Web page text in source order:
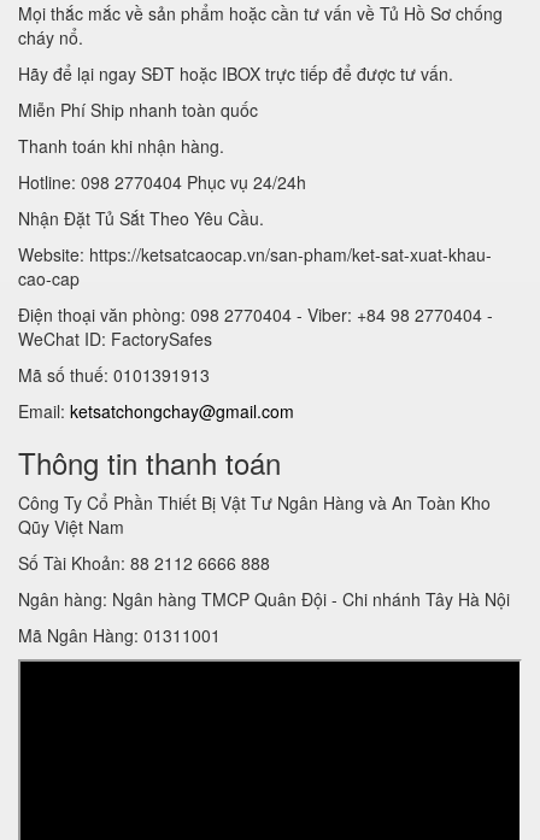
Mọi thắc mắc về sản phẩm hoặc cần tư vấn về Tủ Hồ Sơ chống
cháy nổ.
Hãy để lại ngay SĐT hoặc IBOX trực tiếp để được tư vấn.
Miễn Phí Ship nhanh toàn quốc
Thanh toán khi nhận hàng.
Hotline: 098 2770404 Phục vụ 24/24h
Nhận Đặt Tủ Sắt Theo Yêu Cầu.
Website: https://ketsatcaocap.vn/san-pham/ket-sat-xuat-khau-
cao-cap
Điện thoại văn phòng: 098 2770404 - Viber: +84 98 2770404 -
WeChat ID: FactorySafes
Mã số thuế: 0101391913
Email: ketsatchongchay@gmail.com
Thông tin thanh toán
Công Ty Cổ Phần Thiết Bị Vật Tư Ngân Hàng và An Toàn Kho
Qũy Việt Nam
Số Tài Khoản: 88 2112 6666 888
Ngân hàng: Ngân hàng TMCP Quân Đội - Chi nhánh Tây Hà Nội
Mã Ngân Hàng: 01311001